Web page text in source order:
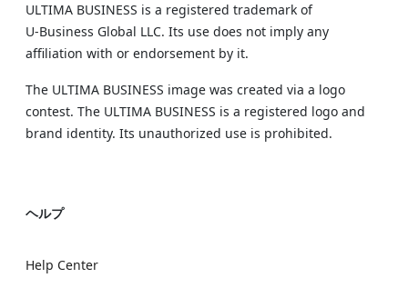
ULTIMA BUSINESS is a registered trademark of
U‑Business Global LLC. Its use does not imply any
affiliation with or endorsement by it.
The ULTIMA BUSINESS image was created via a logo
contest. The ULTIMA BUSINESS is a registered logo and
brand identity. Its unauthorized use is prohibited.
ヘルプ
Help Center